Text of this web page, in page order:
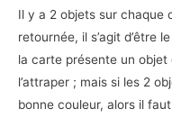
Il y a 2 objets sur chaque
retournée, il s’agit d’être
la carte présente un
l’attraper ; mais si les 2
bonne couleur, alors il